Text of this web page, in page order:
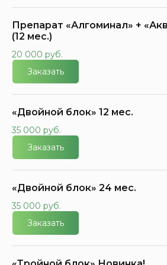
Препарат «Алгоминал» +
(12 мес.)
20 000 руб.
Заказать
«Двойной блок» 12 мес.
35 000 руб.
Заказать
«Двойной блок» 24 мес.
35 000 руб.
Заказать